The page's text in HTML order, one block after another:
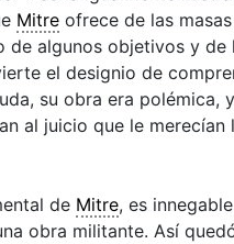
Mitre ofrece de las
de algunos objetivos y
el designio de
su obra era polémica,
al juicio que le merecían
de Mitre, es
obra militante. Así